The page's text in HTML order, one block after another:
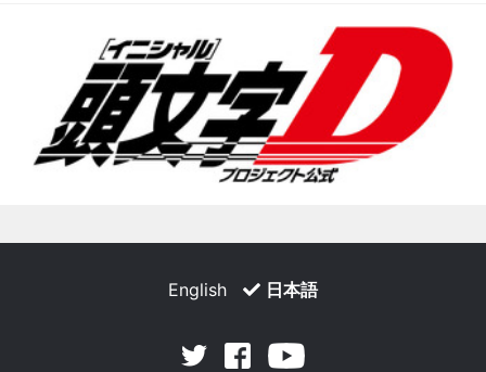
English 日本語
Twitter Facebook